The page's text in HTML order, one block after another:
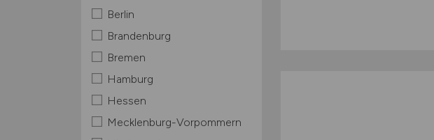
Berlin
Brandenburg
Bremen
Hamburg
Hessen
Mecklenburg-Vorpommern